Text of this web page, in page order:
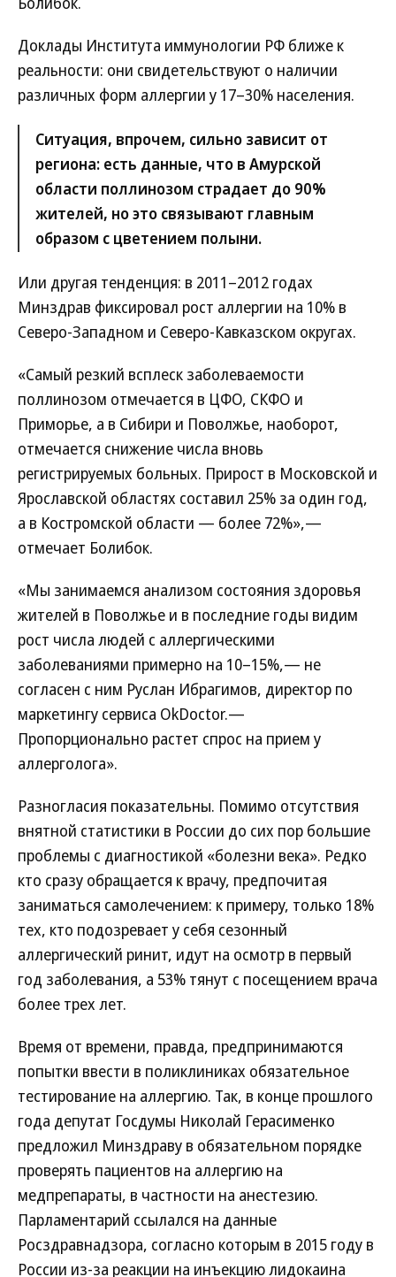
Доклады Института иммунологии РФ ближе к
реальности: они свидетельствуют о наличии
различных форм аллергии у 17–30% населения.
Ситуация, впрочем, сильно зависит от
региона: есть данные, что в Амурской
области поллинозом страдает до 90%
жителей, но это связывают главным
образом с цветением полыни.
Или другая тенденция: в 2011–2012 годах
Минздрав фиксировал рост аллергии на 10% в
Северо-Западном и Северо-Кавказском округах.
«Самый резкий всплеск заболеваемости
поллинозом отмечается в ЦФО, СКФО и
Приморье, а в Сибири и Поволжье, наоборот,
отмечается снижение числа вновь
регистрируемых больных. Прирост в Московской и
Ярославской областях составил 25% за один год,
а в Костромской области — более 72%»,—
отмечает Болибок.
«Мы занимаемся анализом состояния здоровья
жителей в Поволжье и в последние годы видим
рост числа людей с аллергическими
заболеваниями примерно на 10–15%,— не
согласен с ним Руслан Ибрагимов, директор по
маркетингу сервиса OkDoctor.—
Пропорционально растет спрос на прием у
аллерголога».
Разногласия показательны. Помимо отсутствия
внятной статистики в России до сих пор большие
проблемы с диагностикой «болезни века». Редко
кто сразу обращается к врачу, предпочитая
заниматься самолечением: к примеру, только 18%
тех, кто подозревает у себя сезонный
аллергический ринит, идут на осмотр в первый
год заболевания, а 53% тянут с посещением врача
более трех лет.
Время от времени, правда, предпринимаются
попытки ввести в поликлиниках обязательное
тестирование на аллергию. Так, в конце прошлого
года депутат Госдумы Николай Герасименко
предложил Минздраву в обязательном порядке
проверять пациентов на аллергию на
медпрепараты, в частности на анестезию.
Парламентарий ссылался на данные
Росздравнадзора, согласно которым в 2015 году в
России из-за реакции на инъекцию лидокаина